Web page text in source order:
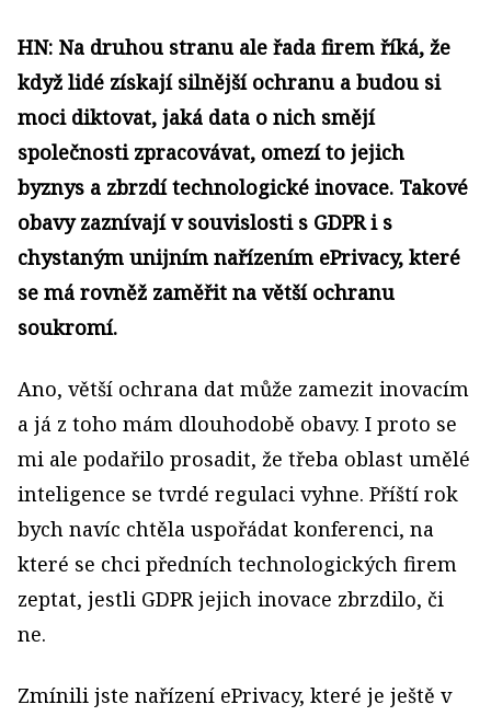
HN: Na druhou stranu ale řada firem říká, že
když lidé získají silnější ochranu a budou si
moci diktovat, jaká data o nich smějí
společnosti zpracovávat, omezí to jejich
byznys a zbrzdí technologické inovace. Takové
obavy zaznívají v souvislosti s GDPR i s
chystaným unijním nařízením ePrivacy, které
se má rovněž zaměřit na větší ochranu
soukromí.
Ano, větší ochrana dat může zamezit inovacím
a já z toho mám dlouhodobě obavy. I proto se
mi ale podařilo prosadit, že třeba oblast umělé
inteligence se tvrdé regulaci vyhne. Příští rok
bych navíc chtěla uspořádat konferenci, na
které se chci předních technologických firem
zeptat, jestli GDPR jejich inovace zbrzdilo, či
ne.
Zmínili jste nařízení ePrivacy, které je ještě v